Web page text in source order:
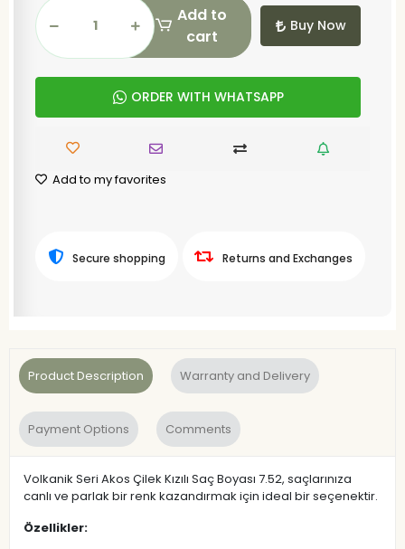
Add to
cart
Buy Now
ORDER WITH WHATSAPP
Add to my favorites
Secure shopping Returns and Exchanges
Product Description Warranty and Delivery
Payment Options Comments
Volkanik Seri Akos Çilek Kızılı Saç Boyası 7.52, saçlarınıza
canlı ve parlak bir renk kazandırmak için ideal bir seçenektir.
Özellikler: